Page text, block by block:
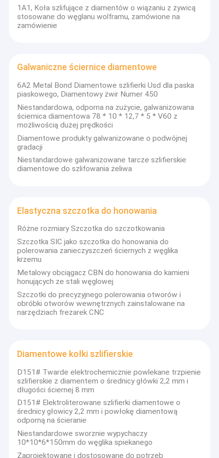
Do domu
Produkty
Filmy
1A1, Koła szlifujące z diamentów o wiązaniu z żywicą
stosowane do węglanu wolframu, zamówione na
zamówienie
Galwaniczne ściernice diamentowe
6A2 Metal Bond Diamentowe szlifierki Usd dla paska
piaskowego, Diamentowy żwir Numer 450
Niestandardowa, odporna na zużycie, galwanizowana
ściernica diamentowa 78 * 10 * 12,7 * 5 * V60 z
możliwością dużej prędkości
Diamentowe produkty galwanizowane o podwójnej
gradacji
Niestandardowe galwanizowane tarcze szlifierskie
diamentowe do szlifowania żeliwa
Elastyczna szczotka do honowania
Różne rozmiary Szczotka do szczotkowania
Szczotka SIC jako szczotka do honowania do
polerowania zanieczyszczeń ściernych z węglika
krzemu
Metalowy obciągacz CBN do honowania do kamieni
honujących ze stali węglowej
Szczotki do precyzyjnego polerowania otworów i
obróbki otworów wewnętrznych zainstalowane na
narzędziach frezarek CNC
Diamentowe kołki szlifierskie
D151# Twarde elektrochemicznie powlekane trzpienie
szlifierskie z diamentem o średnicy główki 2,2 mm i
długości ściernej 8 mm
D151# Elektroliterowane szlifierki diamentowe o
średnicy głowicy 2,2 mm i powłokę diamentową
odporną na ścieranie
Niestandardowe sworznie wypychaczy
10*10*6*150mm do węglika spiekanego
Zaprojektowane i dostosowane do potrzeb
Zhengzhou Jinchuan abrasives Co. ltd., założona w 2004
roku, jest szybko rozwijającym się przedsiębiorstwem,
które integruje produkcję i marketing elektroplacowanych
narzędzi diamentowych i CBN.